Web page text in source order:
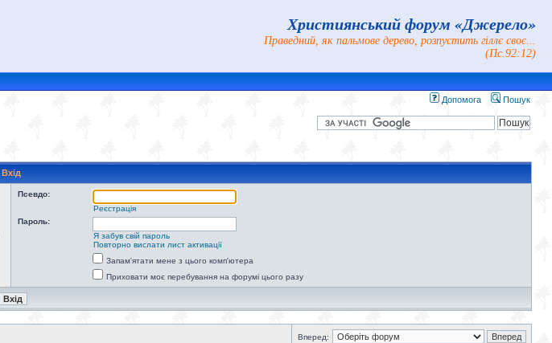
Християнський форум «Джерело»
Праведний, як пальмове дерево, розпустить гіллє своє...
(Пс.92:12)
Допомога Пошук
Вхід
Псевдо:
Реєстрація
Пароль:
Я забув свій пароль
Повторно вислати лист активації
Запам'ятати мене з цього комп'ютера
Приховати моє перебування на форумі цього разу
Вперед: